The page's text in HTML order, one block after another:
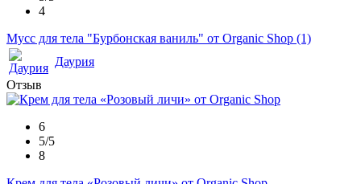
4
Мусс для тела "Бурбонская ваниль" от Organic Shop (1)
Даурия
Отзыв
6
5/5
8